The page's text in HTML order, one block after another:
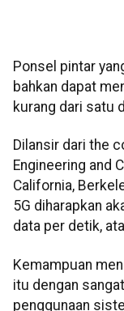
Ponsel pintar
bahkan dapat
kurang dari satu
Dilansir dari the
Engineering and
California,
5G diharapkan
data per detik,
Kemampuan
itu dengan
penggunaan